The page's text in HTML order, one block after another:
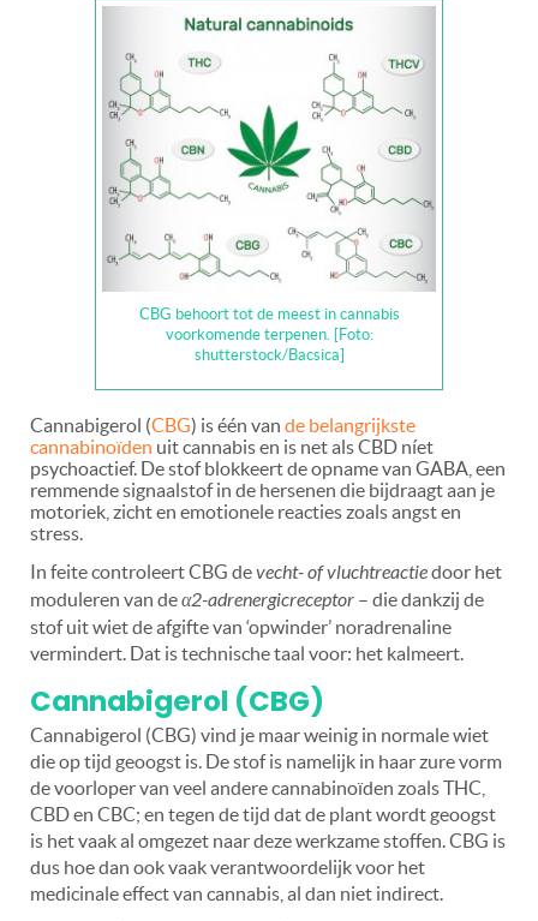
CBG behoort tot de meest in cannabis
voorkomende terpenen. [Foto:
shutterstock/Bacsica]
Cannabigerol (CBG) is één van de belangrijkste
cannabinoïden uit cannabis en is net als CBD níet
psychoactief. De stof blokkeert de opname van GABA, een
remmende signaalstof in de hersenen die bijdraagt aan je
motoriek, zicht en emotionele reacties zoals angst en
stress.
In feite controleert CBG devecht- of vluchtreactiedoor het
moduleren van deα2-adrenergicreceptor – die dankzij de
stof uit wiet de afgifte van ‘opwinder’ noradrenaline
vermindert. Dat is technische taal voor: het kalmeert.
Cannabigerol (CBG)
Cannabigerol (CBG) vind je maar weinig in normale wiet
die op tijd geoogst is. De stof is namelijk in haar zure vorm
de voorloper van veel andere cannabinoïden zoals THC,
CBD en CBC; en tegen de tijd dat de plant wordt geoogst
is het vaak al omgezet naar deze werkzame stoffen. CBG is
dus hoe dan ook vaak verantwoordelijk voor het
medicinale effect van cannabis, al dan niet indirect.